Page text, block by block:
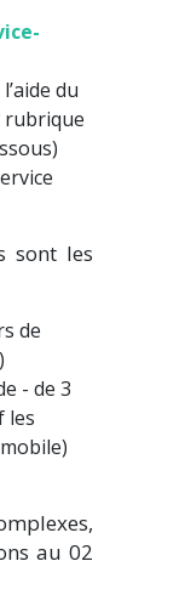
du
rubrique
sont les
de
- de 3
les
au 02